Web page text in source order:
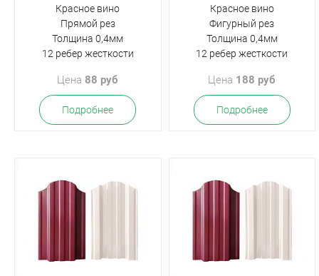
Красное вино
Прямой рез
Толщина 0,4мм
12 ребер жесткости
Цена88 руб
Подробнее
Красное вино
Фигурный рез
Толщина 0,4мм
12 ребер жесткости
Цена 188 руб
Подробнее